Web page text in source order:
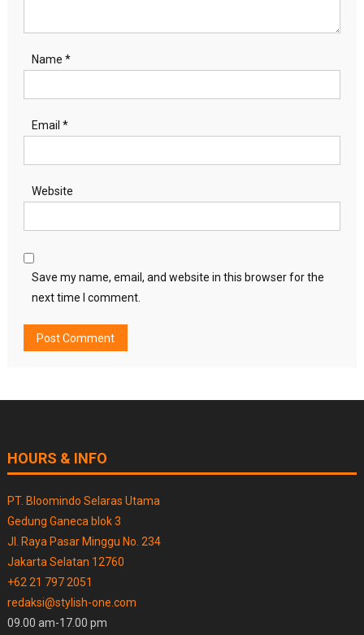
Name *
Email *
Website
Save my name, email, and website in this browser for the
next time I comment.
HOURS & INFO
PT. Bloomindo Selaras Utama
Gedung Ganeca blok 3
Jl. Raya Pasar Minggu No. 234
Jakarta Selatan 12760
+62 21 797 2051
redaksi@stylish-one.com
09.00 am-17.00 pm